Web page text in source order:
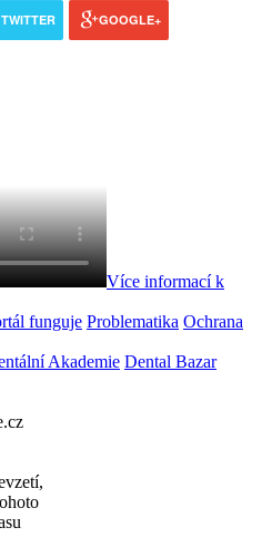
TWITTER GOOGLE+
Více informací k
funguje Problematika Ochrana
Akademie Dental Bazar